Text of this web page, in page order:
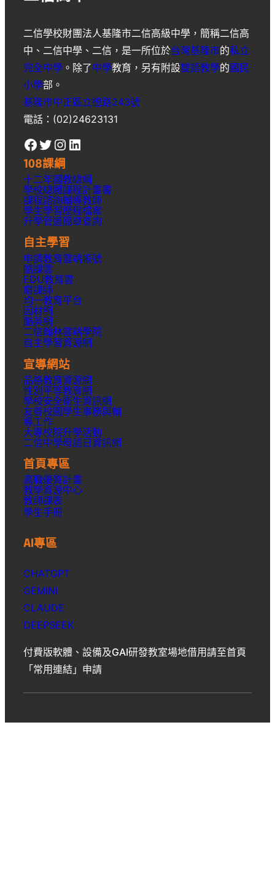
二信學校財團法人基隆市二信高級中學 ，簡稱二信高
中 、 二信中學 、 二信 ，是一所位於台灣基隆市的私立
完全中學 。除了中學教育，另有附設雙語教學的國民
小學部。
基隆市中正區立德路243號
電話：(02)24623131
Facebook Twitter Instagram LinkedIn
108課綱
十二年國教總綱
學校總體課程計畫書
課程諮詢輔導教師
學生學習歷程檔案
升學管道簡章查詢
自主學習
申請教育雲端帳號
酷課雲
EDU教育雲
磨課師
均一教育平台
因材網
酷英網
二信翰林雲端學院
自主學習資源網
宣導網站
品格教育資源網
性別平等教育網
學校安全衛生資訊網
友善校園學生事務與輔
導工作
大專校院升學活動
二信中學母語日資訊網
首頁專區
高職優質計畫
教學資源中心
教師課表
學生手冊
AI專區
CHATGPT
GEMINI
CLAUDE
DEEPSEEK
付費版軟體、設備及GAI研發教室場地借用請至首頁
「常用連結」申請